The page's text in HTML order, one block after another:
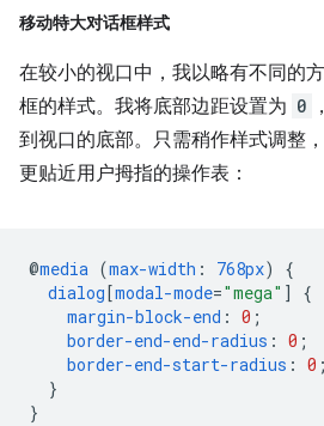
移动特大对话框样式
在较小的视口中，我以略有不同的
框的样式。我将底部边距设置为 0
到视口的底部。只需稍作样式调整
更贴近用户拇指的操作表：
@media (max-width : 768px)
{
dialog[modal-mode="mega" ]
{
margin-block-end : 0 ;
border-end-end-radius : 0 ;
border-end-start-radius : 0 ;
}
}